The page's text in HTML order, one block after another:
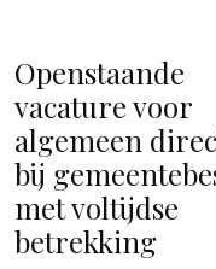
Openstaande
vacature voor
algemeen
bij
met voltijdse
betrekking